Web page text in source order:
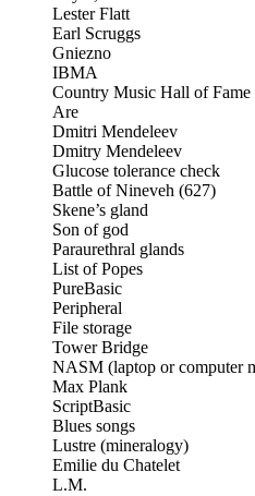
Lester Flatt
Earl Scruggs
Gniezno
IBMA
Country Music Hall of Fame
Are
Dmitri Mendeleev
Dmitry Mendeleev
Glucose tolerance check
Battle of Nineveh (627)
Skene’s gland
Son of god
Paraurethral glands
List of Popes
PureBasic
Peripheral
File storage
Tower Bridge
NASM (laptop or computer
Max Plank
ScriptBasic
Blues songs
Lustre (mineralogy)
Emilie du Chatelet
L.M.